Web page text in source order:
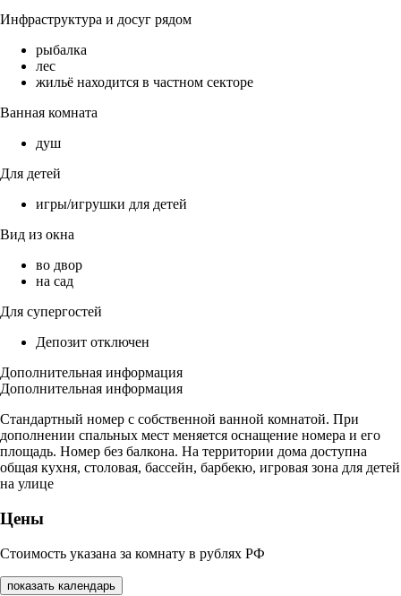
Инфраструктура и досуг рядом
рыбалка
лес
жильё находится в частном секторе
Ванная комната
душ
Для детей
игры/игрушки для детей
Вид из окна
во двор
на сад
Для супергостей
Депозит отключен
Дополнительная информация
Дополнительная информация
Стандартный номер с собственной ванной комнатой. При
дополнении спальных мест меняется оснащение номера и его
площадь. Номер без балкона. На территории дома доступна
общая кухня, столовая, бассейн, барбекю, игровая зона для детей
на улице
Цены
Стоимость указана за комнату в рублях РФ
показать календарь